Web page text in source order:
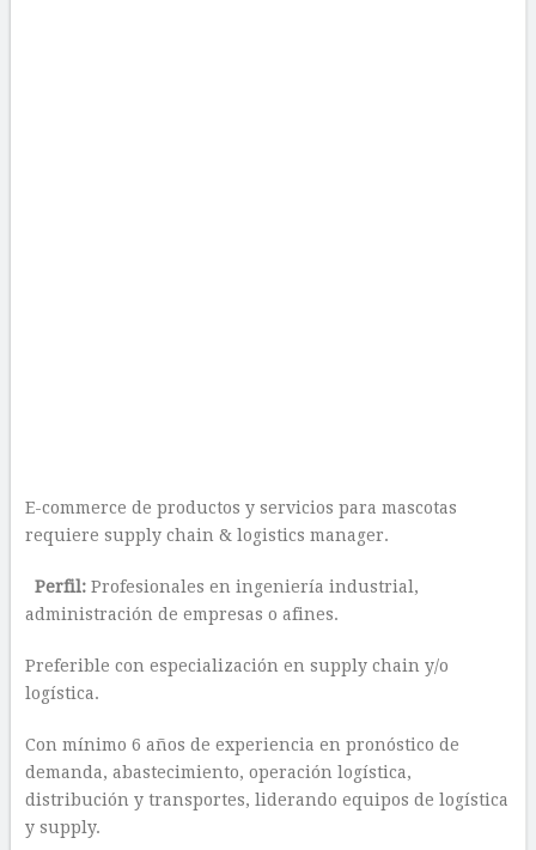
E-commerce de productos y servicios para mascotas
requiere supply chain & logistics manager.
Perfil: Profesionales en ingeniería industrial,
administración de empresas o afines.
Preferible con especialización en supply chain y/o
logística.
Con mínimo 6 años de experiencia en pronóstico de
demanda, abastecimiento, operación logística,
distribución y transportes, liderando equipos de logística
y supply.